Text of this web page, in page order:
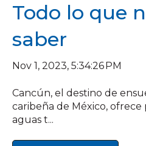
Todo lo que
saber
Nov 1, 2023, 5:34:26 PM
Cancún, el destino de
caribeña de México, ofrece
aguas t...